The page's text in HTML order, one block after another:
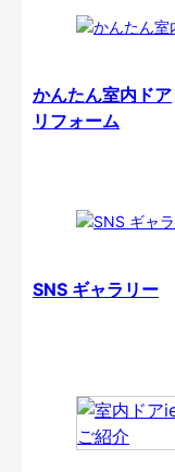
かんたん室内ドア
リフォーム
SNS ギャラリー